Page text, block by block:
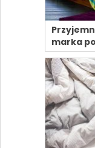
marka